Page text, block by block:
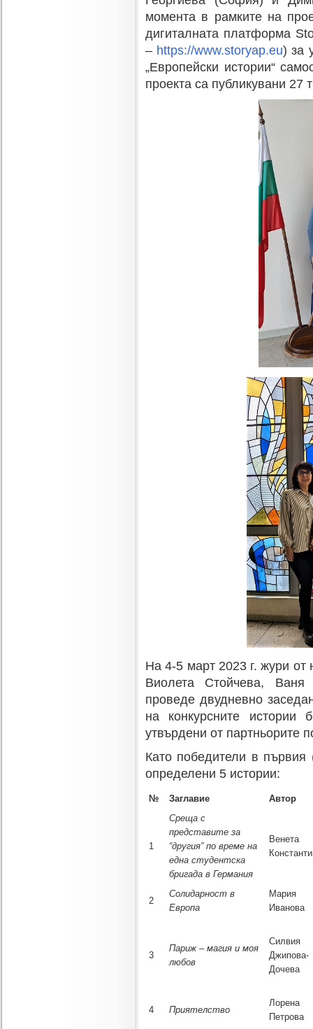
момента в рамките на
дигиталната платформа
– https://www.storyap.eu) за
„Европейски истории“
проекта са публикувани 27
На 4-5 март 2023 г. жури от
Виолета Стойчева,
проведе двудневно
на конкурсните истории
утвърдени от партньорите
Като победители в първия
определени 5 истории:
№ Заглавие Автор
1
Среща с
представите за
“другия” по време на
една студентска
бригада в Германия
Венета
2
Солидарност в
Европа
Мария
Иванова
3
Париж – магия и моя
любов
Силвия
Джипова-
Дочева
4 Приятелство
Лорена
Петрова